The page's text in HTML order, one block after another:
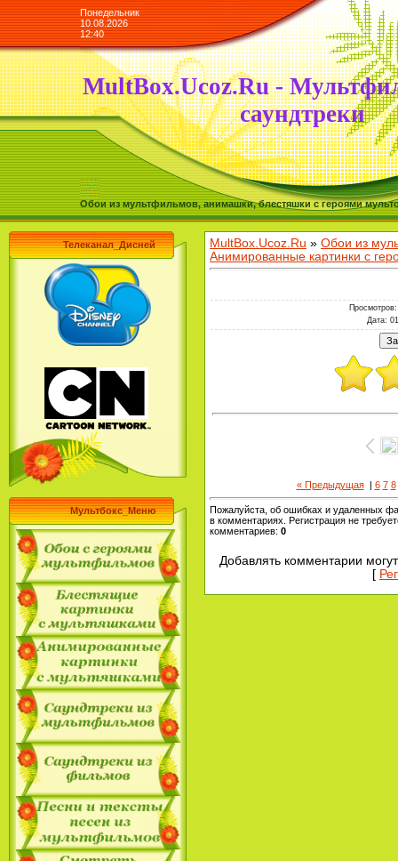
Понедельник
10.08.2026
12:40
MultBox.Ucoz.Ru -
саундтреки
Обои из мультфильмов, анимашки, блестяшки с героями
Телеканал_Дисней
Мультбокс_Меню
MultBox.Ucoz.Ru » Обои из
Анимированные картинки с
Просмотров:
Дата:
« Предыдущая| 6 7 8
Пожалуйста, об ошибках и удаленных
в комментариях. Регистрация не
комментариев: 0
Добавлять комментарии
[